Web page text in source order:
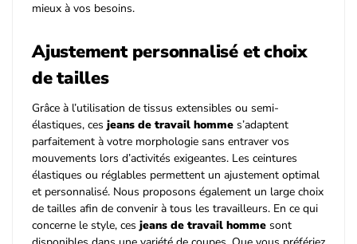
mieux à vos besoins.
Ajustement personnalisé et choix
de tailles
Grâce à l’utilisation de tissus extensibles ou semi-
élastiques, ces jeans de travail homme s’adaptent
parfaitement à votre morphologie sans entraver vos
mouvements lors d’activités exigeantes. Les ceintures
élastiques ou réglables permettent un ajustement optimal
et personnalisé. Nous proposons également un large choix
de tailles afin de convenir à tous les travailleurs. En ce qui
concerne le style, ces jeans de travail homme sont